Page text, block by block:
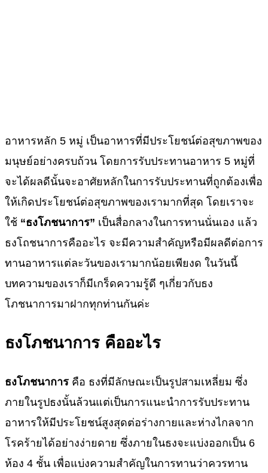
อาหารหลัก 5 หมู่ เป็นอาหารที่มีประโยชน์ต่อสุขภาพของ
มนุษย์อย่างครบถ้วน โดยการรับประทานอาหาร 5 หมู่ที่
จะได้ผลดีนั้นจะอาศัยหลักในการรับประทานที่ถูกต้องเพื่อ
ให้เกิดประโยชน์ต่อสุขภาพของเรามากที่สุด โดยเราจะ
ใช้ “ธงโภชนาการ” เป็นสื่อกลางในการทานนั่นเอง แล้ว
ธงโถชนาการคืออะไร จะมีความสำคัญหรือมีผลดีต่อการ
ทานอาหารแต่ละวันของเรามากน้อยเพียงด ในวันนี้
บทความของเราก็มีเกร็ดความรู้ดี ๆเกี่ยวกับธง
โภชนาการมาฝากทุกท่านกันค่ะ
ธงโภชนาการ คืออะไร
ธงโภชนาการ คือ ธงที่มีลักษณะเป็นรูปสามเหลี่ยม ซึ่ง
ภายในรูปธงนั้นล้วนแต่เป็นการแนะนำการรับประทาน
อาหารให้มีประโยชน์สูงสุดต่อร่างกายและห่างไกลจาก
โรคร้ายได้อย่างง่ายดาย ซึ่งภายในธงจะแบ่งออกเป็น 6
ห้อง 4 ชั้น เพื่อแบ่งความสำคัญในการทานว่าควรทาน